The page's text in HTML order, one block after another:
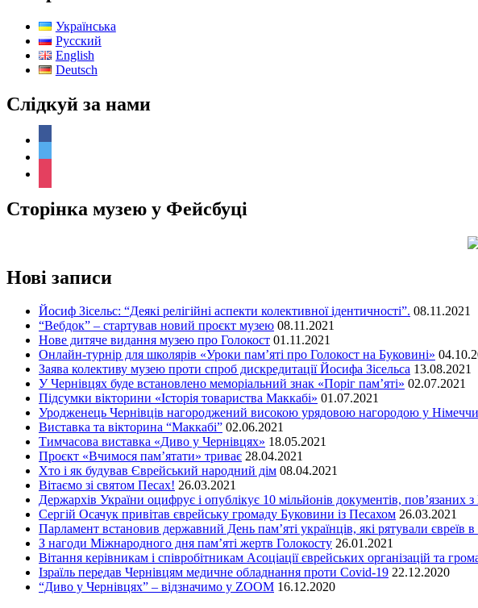
Українська
Русский
English
Deutsch
Слідкуй за нами
Сторінка музею у Фейсбуці
Нові записи
Йосиф Зісельс: “Деякі релігійні аспекти колективної ідентичності”. 08.11.2021
“Вебдок” – стартував новий проєкт музею 08.11.2021
Нове дитяче видання музею про Голокост 01.11.2021
Онлайн-турнір для школярів «Уроки пам’яті про Голокост на Буковині»
Заява колективу музею проти спроб дискредитації Йосифа Зісельса 13.08.2021
У Чернівцях буде встановлено меморіальний знак «Поріг пам’яті» 02.07.2021
Підсумки вікторини «Історія товариства Маккабі» 01.07.2021
Уродженець Чернівців нагороджений високою урядовою нагородою у
Виставка та вікторина “Маккабі” 02.06.2021
Тимчасова виставка «Диво у Чернівцях» 18.05.2021
Проєкт «Вчимося пам’ятати» триває 28.04.2021
Хто і як будував Єврейський народний дім 08.04.2021
Вітаємо зі святом Песах! 26.03.2021
Держархів України оцифрує і опублікує 10 мільйонів документів, пов’язаних
Сергій Осачук привітав єврейську громаду Буковини із Песахом 26.03.2021
Парламент встановив державний День пам’яті українців, які рятували євреїв
З нагоди Міжнародного дня пам’яті жертв Голокосту 26.01.2021
Вітання керівникам і співробітникам Асоціації єврейських організацій та
Ізраїль передав Чернівцям медичне обладнання проти Covid-19 22.12.2020
“Диво у Чернівцях” – відзначимо у ZOOM 16.12.2020